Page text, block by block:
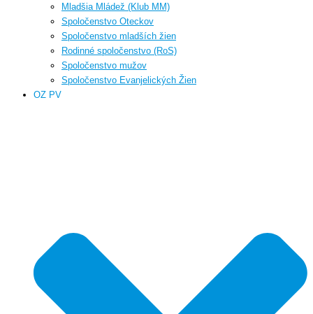
Mladšia Mládež (Klub MM)
Spoločenstvo Oteckov
Spoločenstvo mladších žien
Rodinné spoločenstvo (RoS)
Spoločenstvo mužov
Spoločenstvo Evanjelických Žien
OZ PV